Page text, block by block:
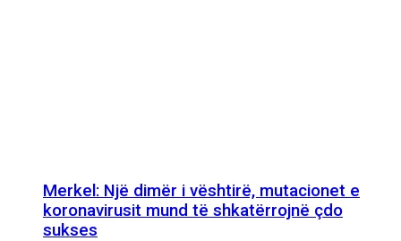
Merkel: Një dimër i vështirë, mutacionet e
koronavirusit mund të shkatërrojnë çdo
sukses